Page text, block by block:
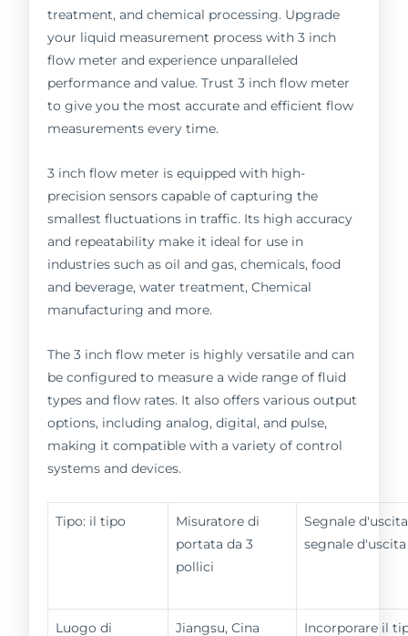
treatment, and chemical processing. Upgrade
your liquid measurement process with 3 inch
flow meter and experience unparalleled
performance and value. Trust 3 inch flow meter
to give you the most accurate and efficient flow
measurements every time.
3 inch flow meter is equipped with high-
precision sensors capable of capturing the
smallest fluctuations in traffic. Its high accuracy
and repeatability make it ideal for use in
industries such as oil and gas, chemicals, food
and beverage, water treatment, Chemical
manufacturing and more.
The 3 inch flow meter is highly versatile and can
be configured to measure a wide range of fluid
types and flow rates. It also offers various output
options, including analog, digital, and pulse,
making it compatible with a variety of control
systems and devices.
Tipo: il tipo
Misuratore di
portata da 3
pollici
Segnale
segnale d'uscita
Luogo di
Jiangsu, Cina
Incorporare il